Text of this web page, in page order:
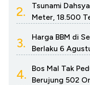
2.
Tsunami
Meter, 18.500
3.
Harga BBM di
Berlaku 6
4.
Bos Mal Tak
Berujung 502